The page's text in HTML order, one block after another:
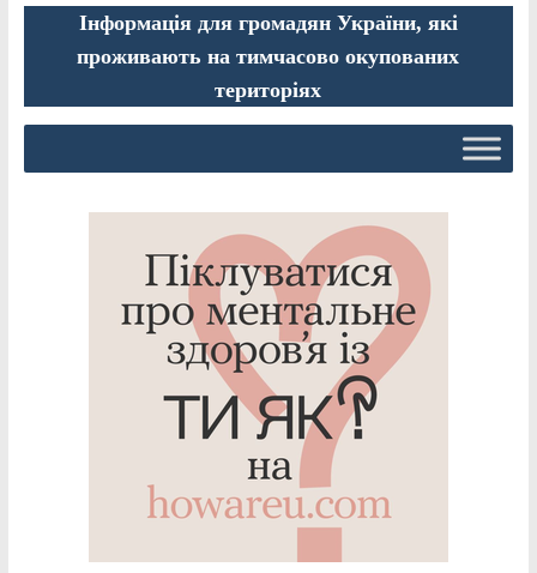
Інформація для громадян України, які
проживають на тимчасово окупованих
територіях